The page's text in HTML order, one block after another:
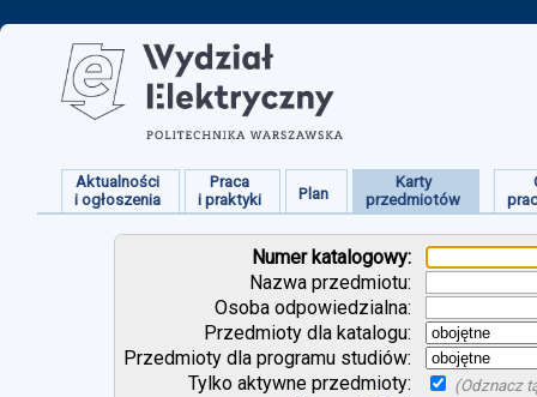
Aktualności
i ogłoszenia
Praca
i praktyki
Plan
Karty
przedmiotów
Numer katalogowy:
Nazwa przedmiotu:
Osoba odpowiedzialna:
Przedmioty dla katalogu:
Przedmioty dla programu studiów:
Tylko aktywne przedmioty:
(Odznacz